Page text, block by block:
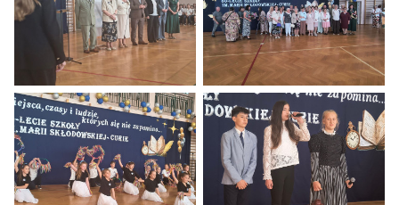
Obchody 80 lecia Szkoły Podstawowej w Baniach.
Obchody 80 lecia Szkoły